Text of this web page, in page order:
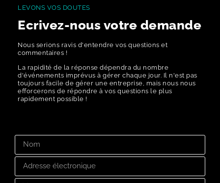
LEVONS VOS DOUTES
Ecrivez-nous votre demande
Nous serions ravis d'entendre vos questions et
commentaires !
La rapidité de la réponse dépendra du nombre
d'événements imprévus à gérer chaque jour. Il n'est pas
toujours facile de gérer une entreprise, mais nous nous
efforcerons de répondre à vos questions le plus
rapidement possible !